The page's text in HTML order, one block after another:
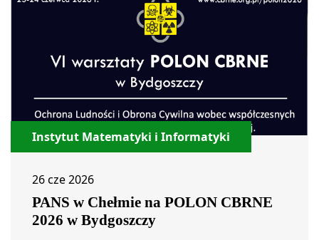
Instytut Matematyki i Informatyki
26 cze 2026
PANS w Chełmie na POLON CBRNE
2026 w Bydgoszczy